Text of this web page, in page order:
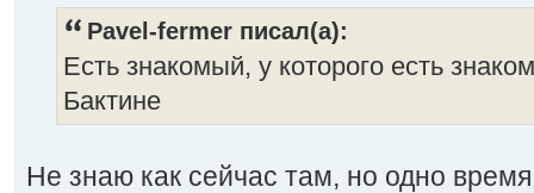
Pavel-fermer писал(а):
Есть знакомый, у которого есть
Бактине
Не знаю как сейчас там, но одно